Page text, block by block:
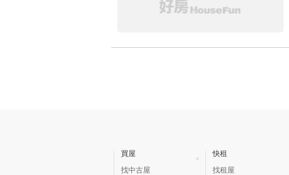
買屋
找中古屋
快租
找租屋